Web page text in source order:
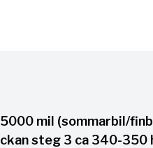
mil (sommarbil/
steg 3 ca 340-